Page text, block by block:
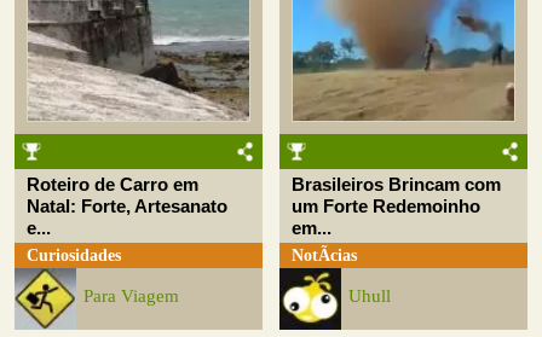
Roteiro de Carro em
Natal: Forte, Artesanato
e...
Curiosidades
Para Viagem
Brasileiros Brincam com
um Forte Redemoinho
em...
NotÃ­cias
Uhull